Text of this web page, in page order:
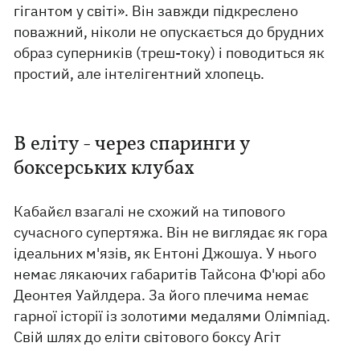
гігантом у світі». Він завжди підкреслено
поважний, ніколи не опускається до брудних
образ суперників (треш-току) і поводиться як
простий, але інтелігентний хлопець.
В еліту - через спаринги у
боксерських клубах
Кабайєл взагалі не схожий на типового
сучасного супертяжа. Він не виглядає як гора
ідеальних м'язів, як Ентоні Джошуа. У нього
немає лякаючих габаритів Тайсона Ф'юрі або
Деонтея Уайлдера. За його плечима немає
гарної історії із золотими медалями Олімпіад.
Свій шлях до еліти світового боксу Агіт